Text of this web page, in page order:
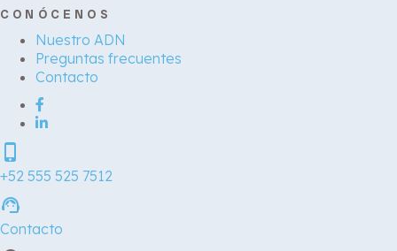
CONÓCENOS
Nuestro ADN
Preguntas frecuentes
Contacto
phone_iphone
+52 555 525 7512
support_agent
Contacto